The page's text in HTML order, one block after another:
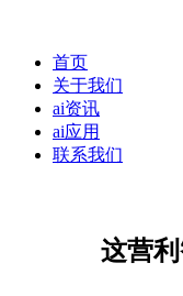
首页
关于我们
ai资讯
ai应用
联系我们
这营